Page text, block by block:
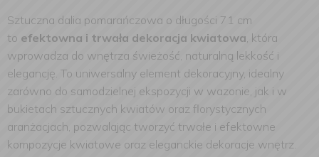
Sztuczna dalia pomarańczowa o długości 71 cm
to efektowna i trwała dekoracja kwiatowa, która
wprowadza do wnętrza świeżość, naturalną lekkość i
elegancję. To uniwersalny element dekoracyjny, idealny
zarówno do samodzielnej ekspozycji w wazonie, jak i w
bukietach sztucznych kwiatów oraz florystycznych
aranżacjach, pozwalając tworzyć trwałe i efektowne
kompozycje kwiatowe oraz eleganckie dekoracje wnętrz.